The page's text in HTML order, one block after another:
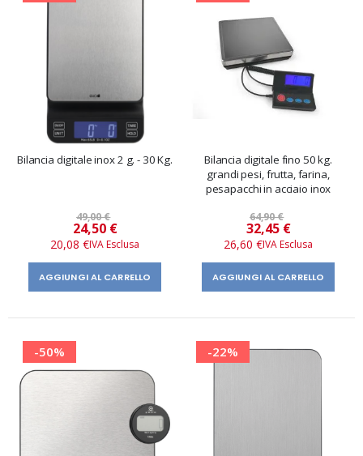
Bilancia digitale inox 2 g. - 30 Kg.
49,00 €
Prezzo
speciale
24,50 €
20,08 €
AGGIUNGI AL CARRELLO
Bilancia digitale fino 50 kg.
grandi pesi, frutta, farina,
pesapacchi in acciaio inox
64,90 €
Prezzo
speciale
32,45 €
26,60 €
AGGIUNGI AL CARRELLO
-50% -22%